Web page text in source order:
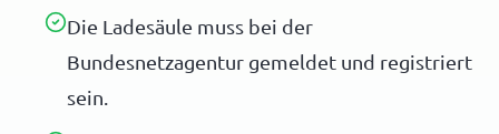
Die Ladesäule muss bei der
Bundesnetzagentur gemeldet und registriert
sein.